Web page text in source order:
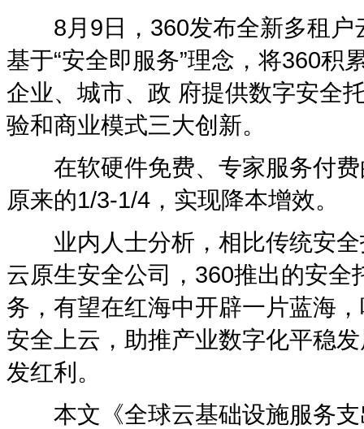
8月9日，360发布全新多租户
基于“安全即服务”理念，将360积
企业、城市、政 府提供数字安全
验和商业模式三大创新。
在软硬件免费、专家服务付费
原来的1/3-1/4，实现降本增效。
业内人士分析，相比传统安全
云原生安全公司，360推出的安
务，有望在红海中开辟一片蓝海
安全上云，助推产业数字化平稳
发红利。
本文《全球云基础设施服务支